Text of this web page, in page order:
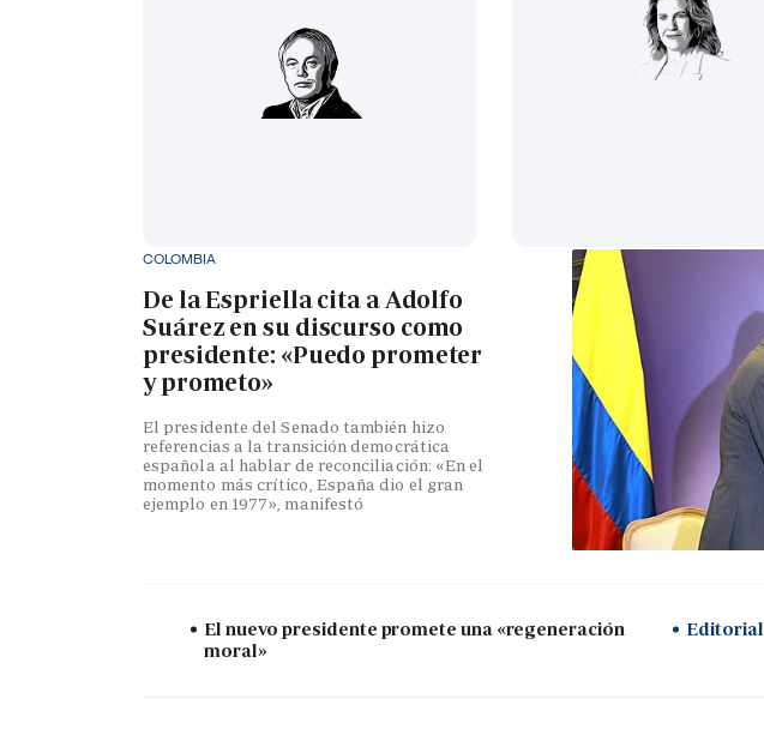
COLOMBIA
De la Espriella cita a Adolfo
Suárez en su discurso como
presidente: «Puedo prometer
y prometo»
El presidente del Senado también hizo
referencias a la transición democrática
española al hablar de reconciliación: «En el
momento más crítico, España dio el gran
ejemplo en 1977», manifestó
El nuevo presidente promete una «regeneración
moral»
Editorial